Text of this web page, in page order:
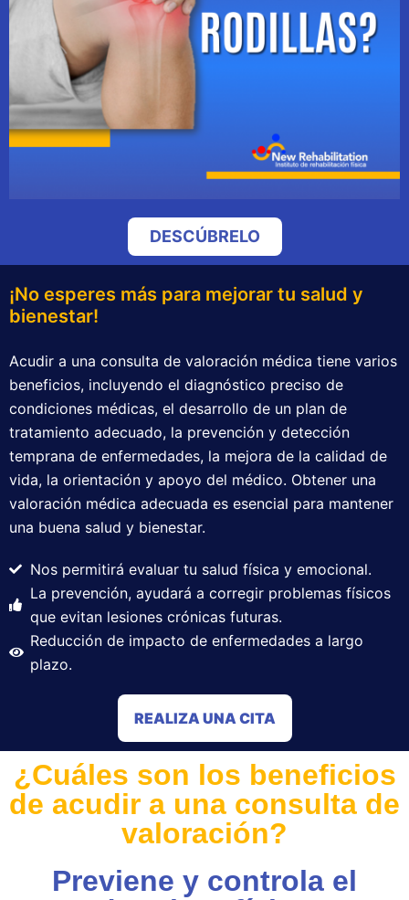
DESCÚBRELO
¡No esperes más para mejorar tu salud y
bienestar!
Acudir a una consulta de valoración médica tiene varios
beneficios, incluyendo el diagnóstico preciso de
condiciones médicas, el desarrollo de un plan de
tratamiento adecuado, la prevención y detección
temprana de enfermedades, la mejora de la calidad de
vida, la orientación y apoyo del médico. Obtener una
valoración médica adecuada es esencial para mantener
una buena salud y bienestar.​
Nos permitirá evaluar tu salud física y emocional.
La prevención, ayudará a corregir problemas físicos
que evitan lesiones crónicas futuras.
Reducción de impacto de enfermedades a largo
plazo.
REALIZA UNA CITA
¿Cuáles son los beneficios
de acudir a una consulta de
valoración?
Previene y controla el